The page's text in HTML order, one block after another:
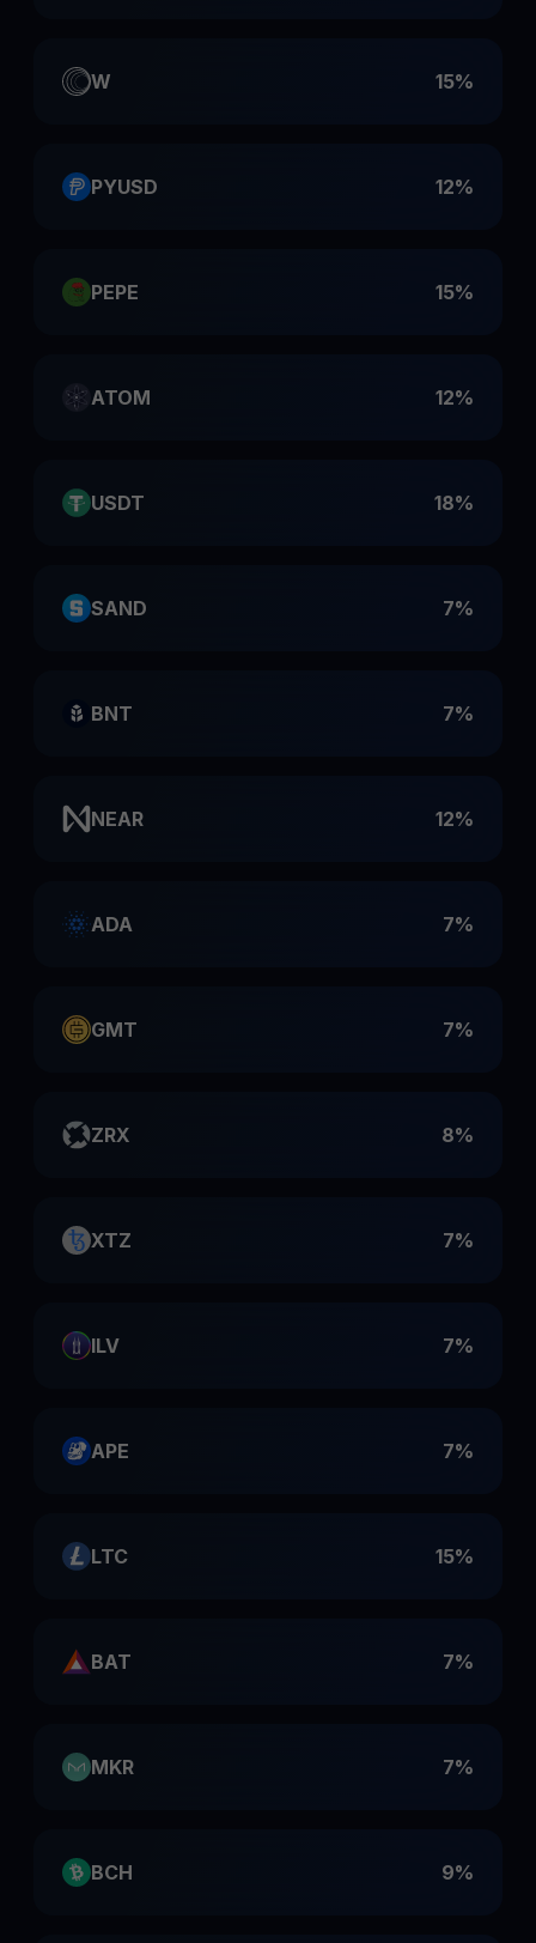
W 15%
PYUSD 12%
PEPE 15%
ATOM 12%
USDT 18%
SAND 7%
BNT 7%
NEAR 12%
ADA 7%
GMT 7%
ZRX 8%
XTZ 7%
ILV 7%
APE 7%
LTC 15%
BAT 7%
MKR 7%
BCH 9%